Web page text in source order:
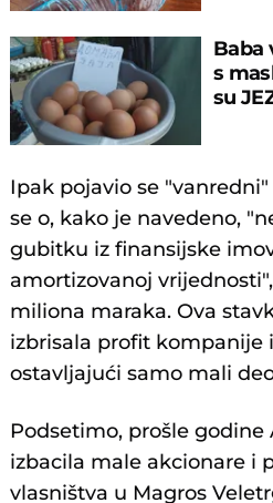
Baba
s
su
Ipak pojavio se
se o, kako je navedeno,
gubitku iz finansijske
amortizovanoj
miliona maraka. Ova
izbrisala profit kompanije
ostavljajući samo mali
Podsetimo, prošle godine
izbacila male akcionare i
vlasništva u Magros